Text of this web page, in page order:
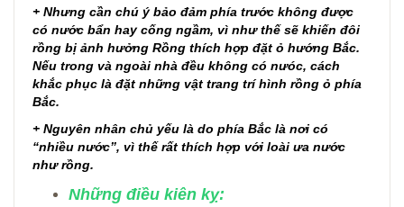
+ Nhưng cần chú ý bảo đảm phía trước không được
có nước bẩn hay cống ngầm, vì như thế sẽ khiến đôi
rồng bị ảnh hưởng Rồng thích hợp đặt ỏ hướng Bắc.
Nếu trong và ngoài nhà đều không có nưóc, cách
khắc phục là đặt những vật trang trí hình rồng ỏ phía
Bắc.
+ Nguyên nhân chủ yếu là do phía Bắc là nơi có
“nhiều nước”, vì thế rất thích hợp với loài ưa nước
như rồng.
Những điều kiên kỵ: